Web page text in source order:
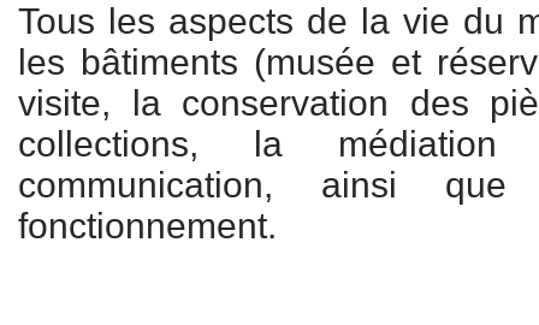
Tous les aspects de la vie du
les bâtiments (musée et
visite, la conservation des
collections, la
communication, ainsi
fonctionnement.